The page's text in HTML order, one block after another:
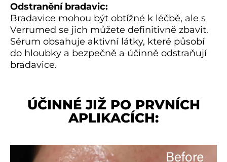
Odstranění bradavic:
Bradavice mohou být obtížné k léčbě, ale s
Verrumed se jich můžete definitivně zbavit.
Sérum obsahuje aktivní látky, které působí
do hloubky a bezpečně a účinně odstraňují
bradavice.
ÚČINNÉ JIŽ PO PRVNÍCH
APLIKACÍCH: